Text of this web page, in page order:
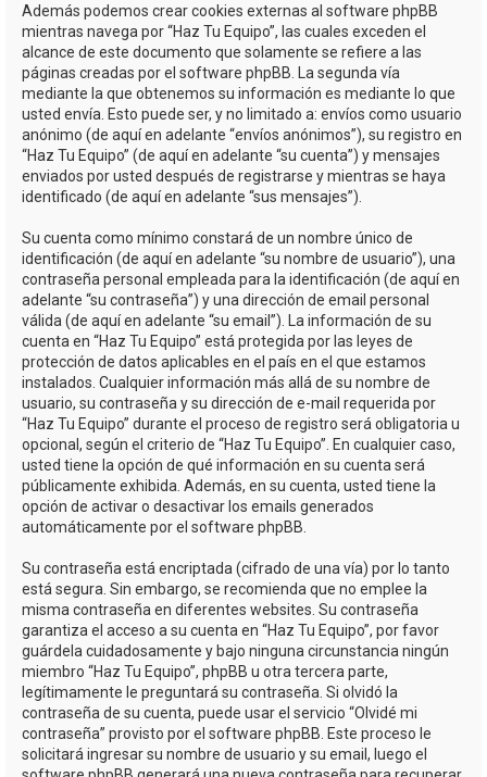
Además podemos crear cookies externas al software phpBB
mientras navega por “Haz Tu Equipo”, las cuales exceden el
alcance de este documento que solamente se refiere a las
páginas creadas por el software phpBB. La segunda vía
mediante la que obtenemos su información es mediante lo que
usted envía. Esto puede ser, y no limitado a: envíos como usuario
anónimo (de aquí en adelante “envíos anónimos”), su registro en
“Haz Tu Equipo” (de aquí en adelante “su cuenta”) y mensajes
enviados por usted después de registrarse y mientras se haya
identificado (de aquí en adelante “sus mensajes”).
Su cuenta como mínimo constará de un nombre único de
identificación (de aquí en adelante “su nombre de usuario”), una
contraseña personal empleada para la identificación (de aquí en
adelante “su contraseña”) y una dirección de email personal
válida (de aquí en adelante “su email”). La información de su
cuenta en “Haz Tu Equipo” está protegida por las leyes de
protección de datos aplicables en el país en el que estamos
instalados. Cualquier información más allá de su nombre de
usuario, su contraseña y su dirección de e-mail requerida por
“Haz Tu Equipo” durante el proceso de registro será obligatoria u
opcional, según el criterio de “Haz Tu Equipo”. En cualquier caso,
usted tiene la opción de qué información en su cuenta será
públicamente exhibida. Además, en su cuenta, usted tiene la
opción de activar o desactivar los emails generados
automáticamente por el software phpBB.
Su contraseña está encriptada (cifrado de una vía) por lo tanto
está segura. Sin embargo, se recomienda que no emplee la
misma contraseña en diferentes websites. Su contraseña
garantiza el acceso a su cuenta en “Haz Tu Equipo”, por favor
guárdela cuidadosamente y bajo ninguna circunstancia ningún
miembro “Haz Tu Equipo”, phpBB u otra tercera parte,
legítimamente le preguntará su contraseña. Si olvidó la
contraseña de su cuenta, puede usar el servicio “Olvidé mi
contraseña” provisto por el software phpBB. Este proceso le
solicitará ingresar su nombre de usuario y su email, luego el